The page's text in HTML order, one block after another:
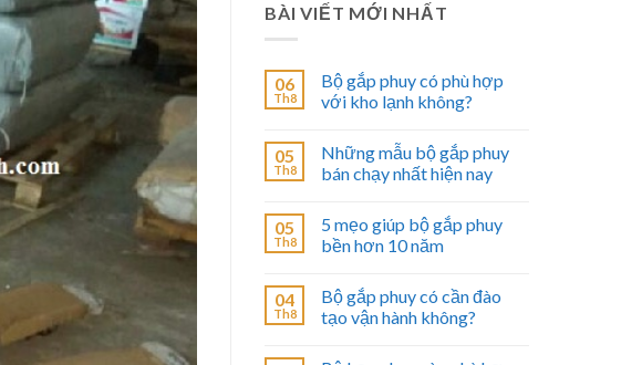
BÀI VIẾT MỚI NHẤT
06
Th8
Bộ gắp phuy có phù hợp
với kho lạnh không?
05
Th8
Những mẫu bộ gắp phuy
bán chạy nhất hiện nay
05
Th8
5 mẹo giúp bộ gắp phuy
bền hơn 10 năm
04
Th8
Bộ gắp phuy có cần đào
tạo vận hành không?